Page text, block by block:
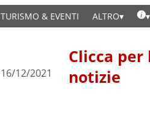
TURISMO & EVENTI ALTRO
16/12/2021
Clicca
notizie